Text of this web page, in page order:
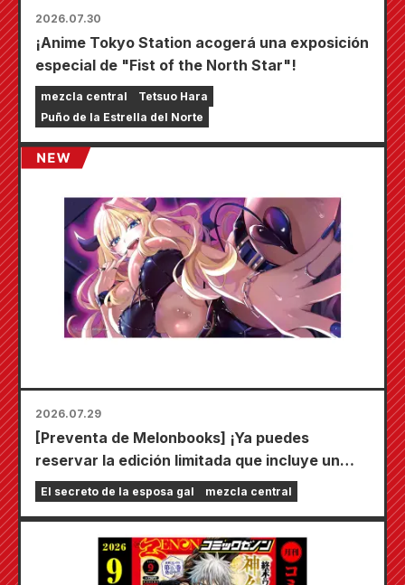
2026.07.30
¡Anime Tokyo Station acogerá una exposición
especial de "Fist of the North Star"!
mezcla central
Tetsuo Hara
Puño de la Estrella del Norte
2026.07.29
[Preventa de Melonbooks] ¡Ya puedes
reservar la edición limitada que incluye un
tapete de juego especial con una ilustración
deslumbrante de Fuyuki Tojo dibujada por
novia" saldrá a la venta el 20 de octubre!
El secreto de la esposa gal mezcla central